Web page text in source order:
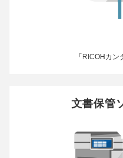
「RICOHカン
文書保管